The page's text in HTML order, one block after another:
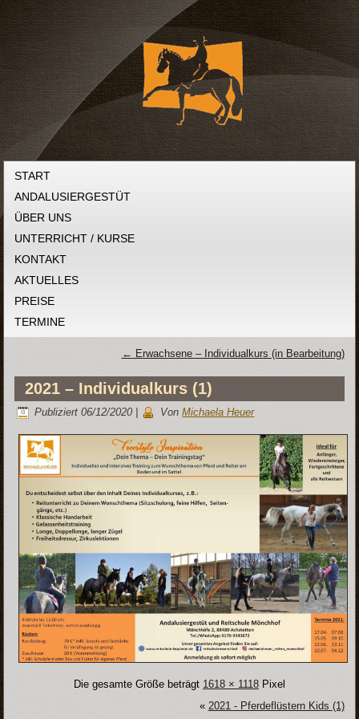
START
ANDALUSIERGESTÜT
ÜBER UNS
UNTERRICHT / KURSE
KONTAKT
AKTUELLES
PREISE
TERMINE
← Erwachsene – Individualkurs (in Bearbeitung)
2021 – Individualkurs (1)
Publiziert 06/12/2020 Von Michaela Heuer
Die gesamte Größe beträgt 1618 × 1118 Pixel
« 2021 - Pferdeflüstern Kids (1)